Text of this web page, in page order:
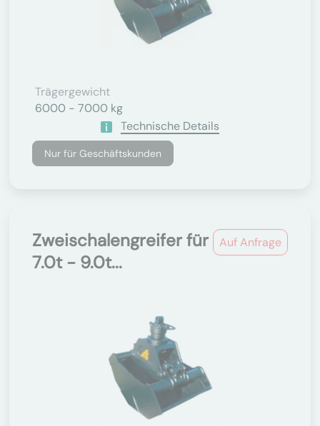
Trägergewicht
6000 - 7000 kg
Technische Details
Nur für Geschäftskunden
Auf Anfrage
Zweischalengreifer für
7.0t - 9.0t...